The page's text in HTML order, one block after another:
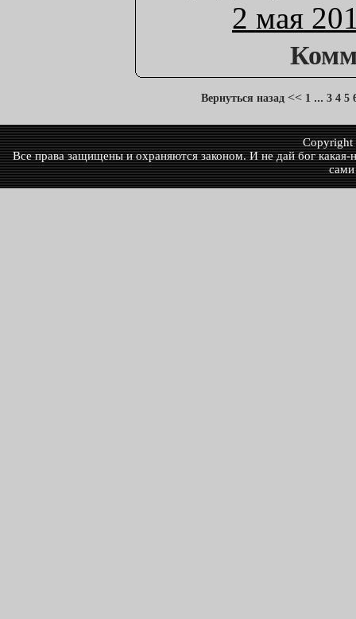
2 мая
Вернуться назад << 1 ... 3 4 5
Все права защищены и охраняются законом. И не дай бог какая-
сами